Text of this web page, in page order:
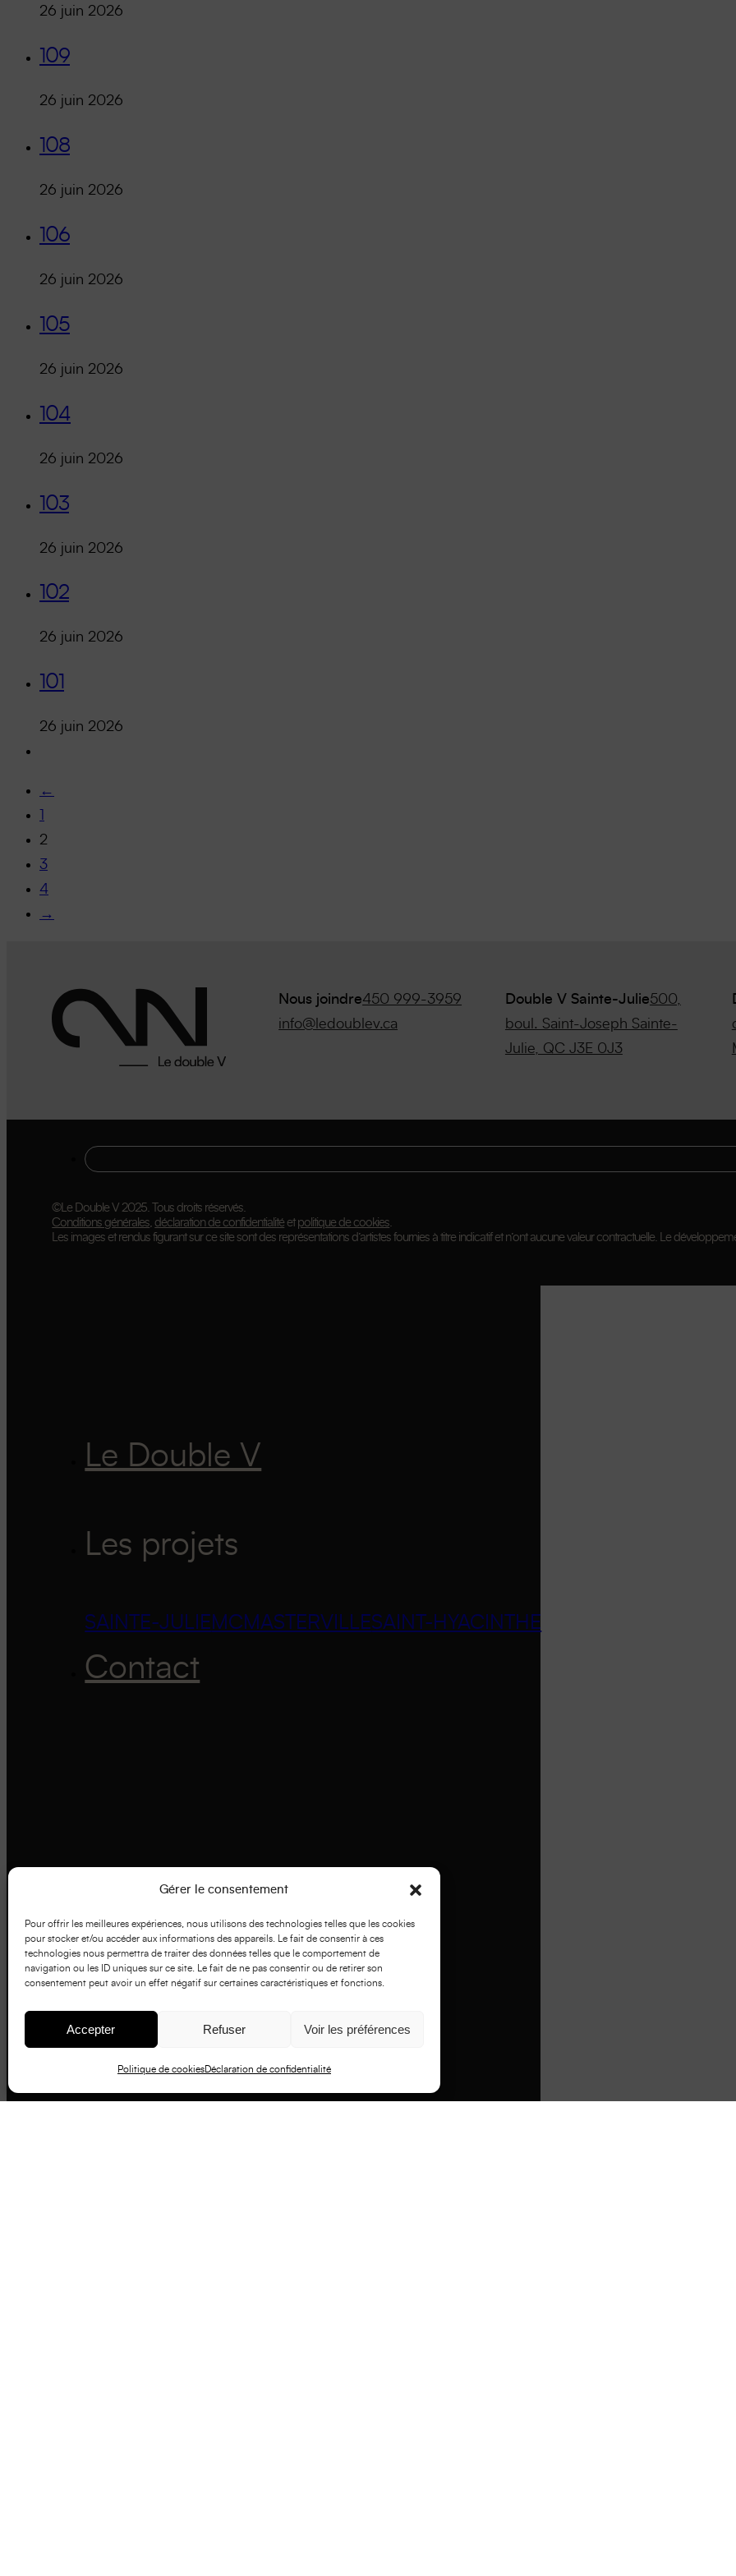
Gérer le consentement
Pour offrir les meilleures expériences, nous utilisons des technologies telles que les cookies
pour stocker et/ou accéder aux informations des appareils. Le fait de consentir à ces
technologies nous permettra de traiter des données telles que le comportement de
navigation ou les ID uniques sur ce site. Le fait de ne pas consentir ou de retirer son
consentement peut avoir un effet négatif sur certaines caractéristiques et fonctions.
Accepter Refuser Voir les préférences
Politique de cookiesDéclaration de confidentialité
26 juin 2026
109
26 juin 2026
108
26 juin 2026
106
26 juin 2026
105
26 juin 2026
104
26 juin 2026
103
26 juin 2026
102
26 juin 2026
101
26 juin 2026
←
2
3
4
→
Nous joindre450 999-3959
info@ledoublev.ca
Double V Sainte-Julie500,
boul. Saint-Joseph Sainte-
Julie, QC J3E 0J3
©Le Double V 2025. Tous droits réservés.
Conditions générales, déclaration de confidentialité et politique de cookies.
Les images et rendus figurant sur ce site sont des représentations d’artistes fournies à titre indicatif et n’ont aucune valeur contractuelle. Le
Le Double V
Les projets
SAINTE-JULIE MCMASTERVILLESAINT-HYACINTHE
Contact